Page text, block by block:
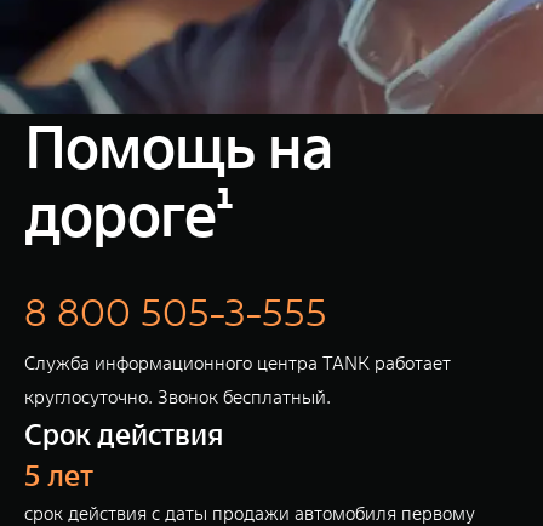
Помощь на
дороге¹
8 800 505-3-555
Служба информационного центра TANK работает
круглосуточно. Звонок бесплатный.
Срок действия
5 лет
срок действия с даты продажи автомобиля первому